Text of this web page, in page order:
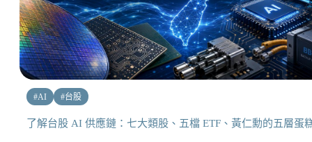
#AI #台股
了解台股 AI 供應鏈：七大類股、五檔 ETF、黃仁勳的五層蛋